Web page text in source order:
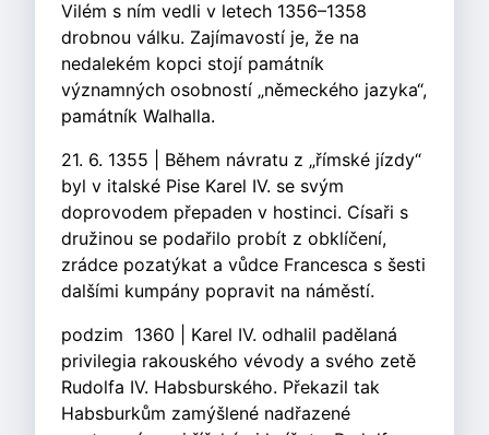
Vilém s ním vedli v letech 1356–1358
drobnou válku. Zajímavostí je, že na
nedalekém kopci stojí památník
významných osobností „německého jazyka“,
památník Walhalla.
21. 6. 1355 | Během návratu z „římské jízdy“
byl v italské Pise Karel IV. se svým
doprovodem přepaden v hostinci. Císaři s
družinou se podařilo probít z obklíčení,
zrádce pozatýkat a vůdce Francesca s šesti
dalšími kumpány popravit na náměstí.
podzim 1360 | Karel IV. odhalil padělaná
privilegia rakouského vévody a svého zetě
Rudolfa IV. Habsburského. Překazil tak
Habsburkům zamýšlené nadřazené